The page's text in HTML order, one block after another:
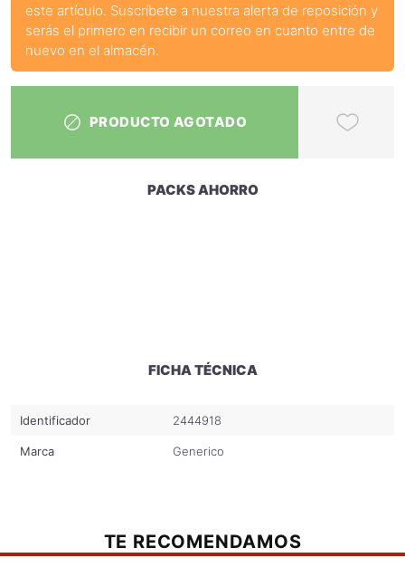
este artículo. Suscríbete a nuestra alerta de reposición y
serás el primero en recibir un correo en cuanto entre de
nuevo en el almacén.
PRODUCTO AGOTADO
PACKS AHORRO
FICHA TÉCNICA
Identificador 2444918
Marca Generico
TE RECOMENDAMOS